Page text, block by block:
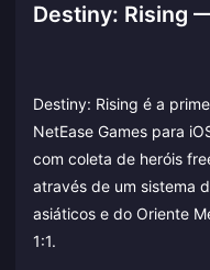
Destiny: Rising
Destiny: Rising é a
NetEase Games para
com coleta de heróis
através de um sistema
asiáticos e do Oriente
1:1.